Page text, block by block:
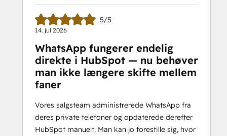
5/5
14. jul 2026
WhatsApp fungerer endelig
direkte i HubSpot — nu behøver
man ikke længere skifte mellem
faner
Vores salgsteam administrerede WhatsApp fra
deres private telefoner og opdaterede derefter
HubSpot manuelt. Man kan jo forestille sig, hvor